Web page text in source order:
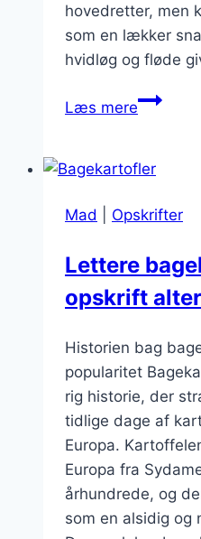
hovedretter, men
som en lækker
hvidløg og fløde
Læs mereBagte
hvidløg
fløde
Mad Opskrifter
Lettere
opskrift
Historien bag
popularitet
rig historie, der
tidlige dage af
Europa.
Europa fra
århundrede, og
som en alsidig og